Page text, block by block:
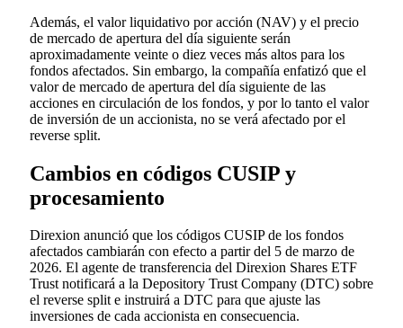
Además, el valor liquidativo por acción (NAV) y el precio
de mercado de apertura del día siguiente serán
aproximadamente veinte o diez veces más altos para los
fondos afectados. Sin embargo, la compañía enfatizó que el
valor de mercado de apertura del día siguiente de las
acciones en circulación de los fondos, y por lo tanto el valor
de inversión de un accionista, no se verá afectado por el
reverse split.
Cambios en códigos CUSIP y
procesamiento
Direxion anunció que los códigos CUSIP de los fondos
afectados cambiarán con efecto a partir del 5 de marzo de
2026. El agente de transferencia del Direxion Shares ETF
Trust notificará a la Depository Trust Company (DTC) sobre
el reverse split e instruirá a DTC para que ajuste las
inversiones de cada accionista en consecuencia.